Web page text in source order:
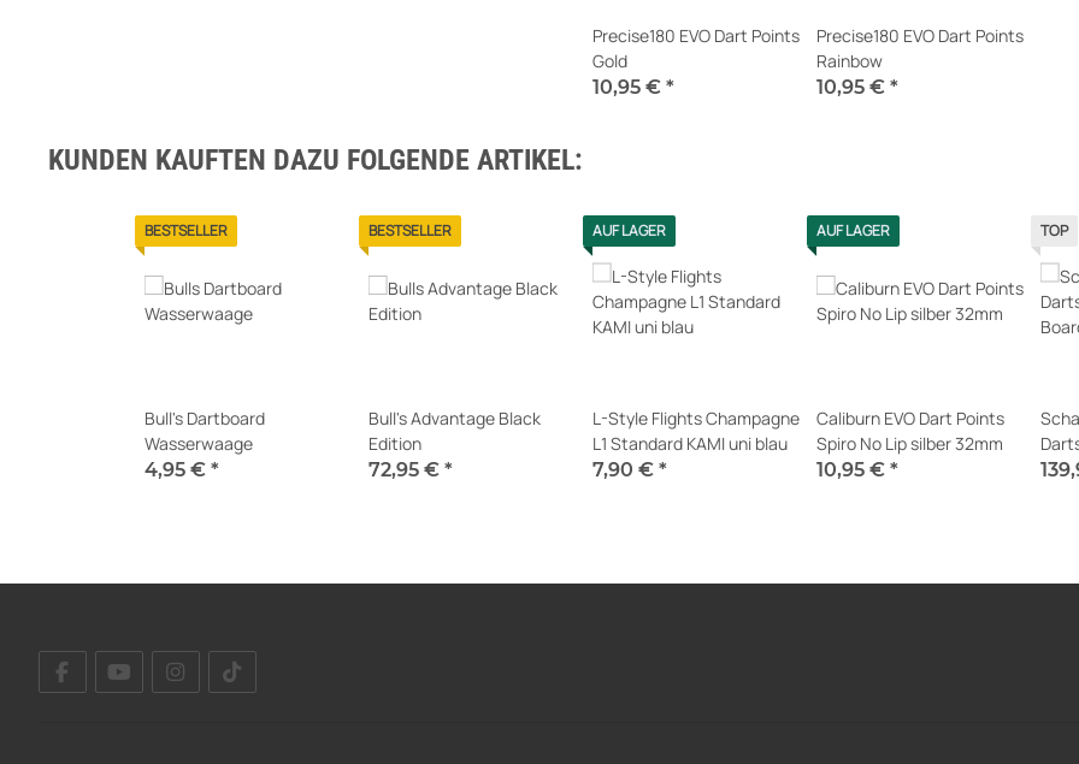
Precise180 EVO Dart Points
Gold
10,95 € *
Precise180 EVO Dart Points
Rainbow
10,95 € *
KUNDEN KAUFTEN DAZU FOLGENDE ARTIKEL:
BESTSELLER
Bull's Dartboard
Wasserwaage
4,95 € *
BESTSELLER
Bull's Advantage Black
Edition
72,95 € *
AUF LAGER
L-Style Flights Champagne
L1 Standard KAMI uni blau
7,90 € *
AUF LAGER
Caliburn EVO Dart Points
Spiro No Lip silber 32mm
10,95 € *
TOP